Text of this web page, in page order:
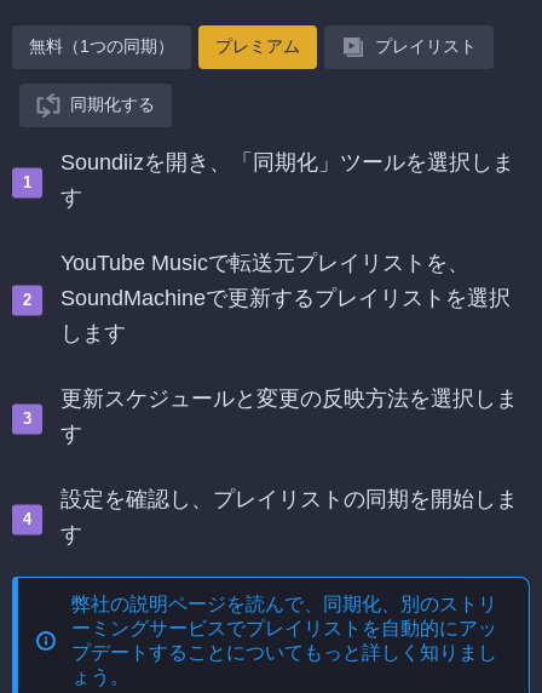
無料（1つの同期） プレミアム プレイリスト
同期化する
Soundiizを開き、「同期化」ツールを選択しま
す
YouTube Musicで転送元プレイリストを、
SoundMachineで更新するプレイリストを選択
します
更新スケジュールと変更の反映方法を選択しま
す
設定を確認し、プレイリストの同期を開始しま
す
弊社の説明ページを読んで、
同期化、別のストリ
ーミングサービスでプレイリストを自動的にアッ
プデートする ことについてもっと詳しく知りまし
ょう。